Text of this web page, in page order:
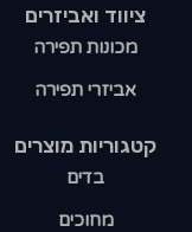
קטגוריות מוצרים​
בדים
מחוכים
ציווד ואביזרים
מכונות תפירה
אביזרי תפירה